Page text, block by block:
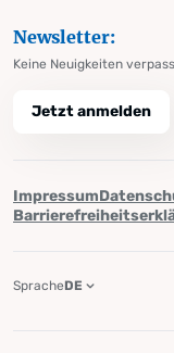
Newsletter:
Keine Neuigkeiten
Jetzt anmelden
Impressum
SpracheDE